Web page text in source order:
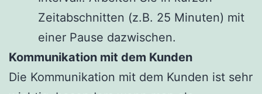
Zeitabschnitten (z.B. 25 Minuten) mit
einer Pause dazwischen.
Kommunikation mit dem Kunden
Die Kommunikation mit dem Kunden ist sehr